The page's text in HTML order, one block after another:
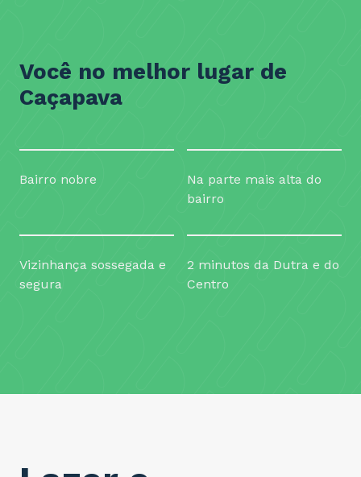
Você no melhor lugar de
Caçapava
Bairro nobre
Na parte mais alta do
bairro
Vizinhança sossegada e
segura
2 minutos da Dutra e do
Centro